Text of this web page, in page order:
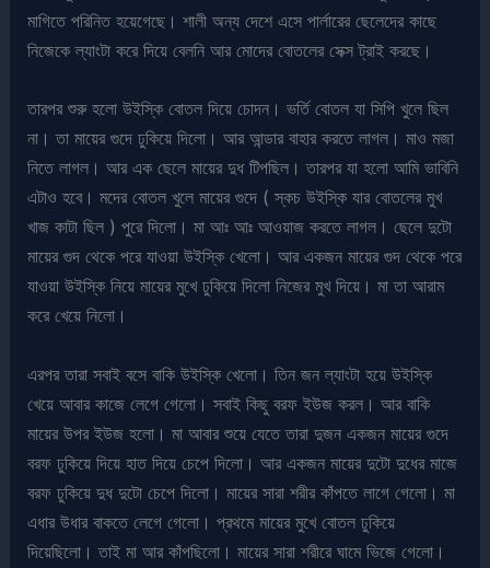
মাগিতে পরিনিত হয়েগেছে। শালী অন্য দেশে এসে পার্লারের ছেলেদের কাছে
নিজেকে ল্যাংটা করে দিয়ে বেলনি আর মোদের বোতলের সেক্স ট্রাই করছে।
তারপর শুরু হলো উইস্কি বোতল দিয়ে চোদন। ভর্তি বোতল যা সিপি খুলে ছিল
না। তা মায়ের গুদে ঢুকিয়ে দিলো। আর আন্ডার বাহার করতে লাগল। মাও মজা
নিতে লাগল। আর এক ছেলে মায়ের দুধ টিপছিল। তারপর যা হলো আমি ভাবিনি
এটাও হবে। মদের বোতল খুলে মায়ের গুদে ( স্কচ উইস্কি যার বোতলের মুখ
খাজ কাটা ছিল ) পুরে দিলো। মা আঃ আঃ আওয়াজ করতে লাগল। ছেলে দুটো
মায়ের গুদ থেকে পরে যাওয়া উইস্কি খেলো। আর একজন মায়ের গুদ থেকে পরে
যাওয়া উইস্কি নিয়ে মায়ের মুখে ঢুকিয়ে দিলো নিজের মুখ দিয়ে। মা তা আরাম
করে খেয়ে নিলো।
এরপর তারা সবাই বসে বাকি উইস্কি খেলো। তিন জন ল্যাংটা হয়ে উইস্কি
খেয়ে আবার কাজে লেগে গেলো। সবাই কিছু বরফ ইউজ করল। আর বাকি
মায়ের উপর ইউজ হলো। মা আবার শুয়ে যেতে তারা দুজন একজন মায়ের গুদে
বরফ ঢুকিয়ে দিয়ে হাত দিয়ে চেপে দিলো। আর একজন মায়ের দুটো দুধের মাজে
বরফ ঢুকিয়ে দুধ দুটো চেপে দিলো। মায়ের সারা শরীর কাঁপতে লাগে গেলো। মা
এধার উধার বাকতে লেগে গেলো। প্রথমে মায়ের মুখে বোতল ঢুকিয়ে
দিয়েছিলো। তাই মা আর কাঁপছিলো। মায়ের সারা শরীরে ঘামে ভিজে গেলো।